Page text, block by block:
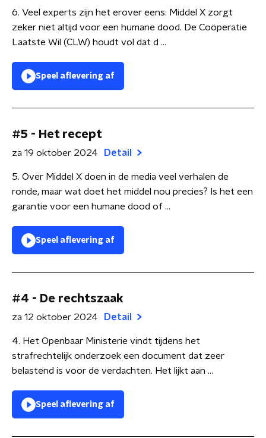
6. Veel experts zijn het erover eens: Middel X zorgt
zeker niet altijd voor een humane dood. De Coöperatie
Laatste Wil (CLW) houdt vol dat d ...
Speel aflevering af
#5 - Het recept
za 19 oktober 2024 Detail
5. Over Middel X doen in de media veel verhalen de
ronde, maar wat doet het middel nou precies? Is het een
garantie voor een humane dood of ...
Speel aflevering af
#4 - De rechtszaak
za 12 oktober 2024 Detail
4. Het Openbaar Ministerie vindt tijdens het
strafrechtelijk onderzoek een document dat zeer
belastend is voor de verdachten. Het lijkt aan ...
Speel aflevering af